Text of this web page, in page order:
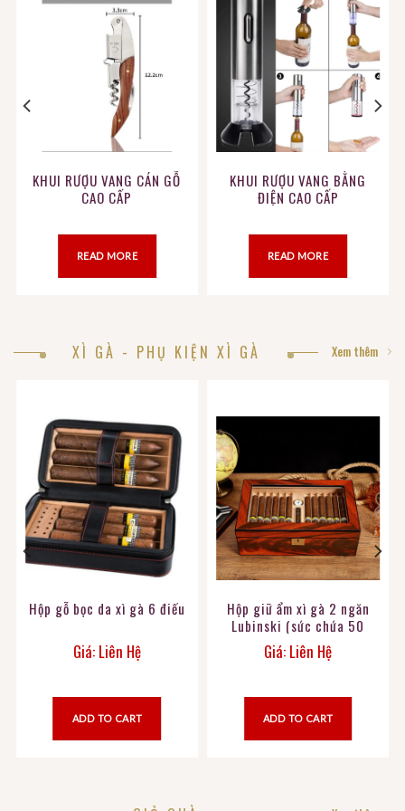
KHUI RƯỢU VANG CÁN GỖ
CAO CẤP
READ MORE
KHUI RƯỢU VANG BẰNG
ĐIỆN CAO CẤP
READ MORE
XÌ GÀ - PHỤ KIỆN XÌ GÀ Xem thêm
Hộp gỗ bọc da xì gà 6 điếu
Giá: Liên Hệ
ADD TO CART
Hộp giữ ẩm xì gà 2 ngăn
Lubinski (sức chứa 50
điếu)
Giá: Liên Hệ
ADD TO CART